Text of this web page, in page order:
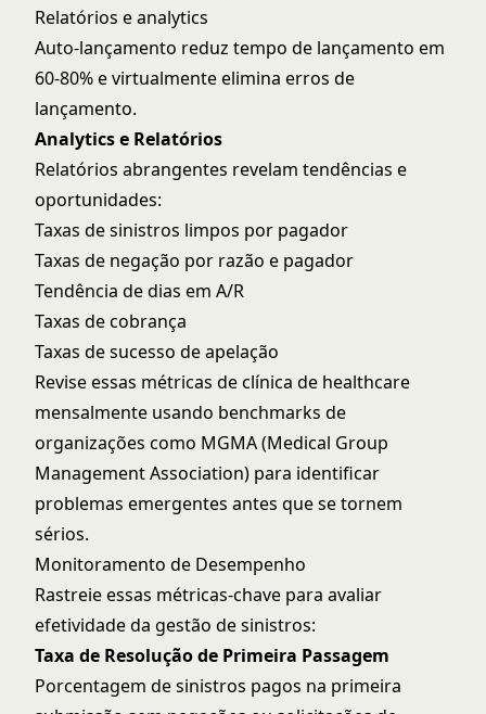
Relatórios e analytics
Auto-lançamento reduz tempo de lançamento em
60-80% e virtualmente elimina erros de
lançamento.
Analytics e Relatórios
Relatórios abrangentes revelam tendências e
oportunidades:
Taxas de sinistros limpos por pagador
Taxas de negação por razão e pagador
Tendência de dias em A/R
Taxas de cobrança
Taxas de sucesso de apelação
Revise essas métricas de clínica de healthcare
mensalmente usando benchmarks de
organizações como MGMA (Medical Group
Management Association) para identificar
problemas emergentes antes que se tornem
sérios.
Monitoramento de Desempenho
Rastreie essas métricas-chave para avaliar
efetividade da gestão de sinistros:
Taxa de Resolução de Primeira Passagem
Porcentagem de sinistros pagos na primeira